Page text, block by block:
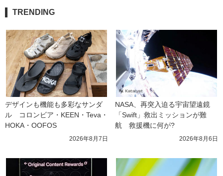
TRENDING
デザインも機能も多彩なサンダ
ル　コロンビア・KEEN・Teva・
HOKA・OOFOS
2026年8月7日
NASA、再突入迫る宇宙望遠鏡
「Swift」救出ミッションが難
航　救援機に何が?
2026年8月6日